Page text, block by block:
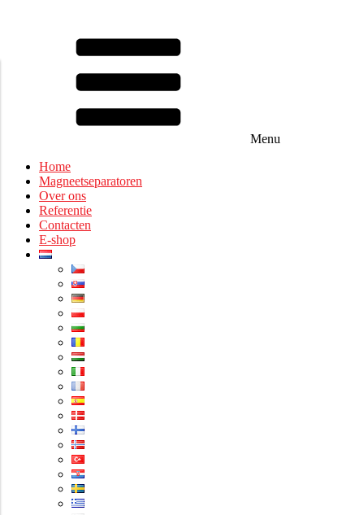
Menu
Home
Magneetseparatoren
Over ons
Referentie
Contacten
E-shop